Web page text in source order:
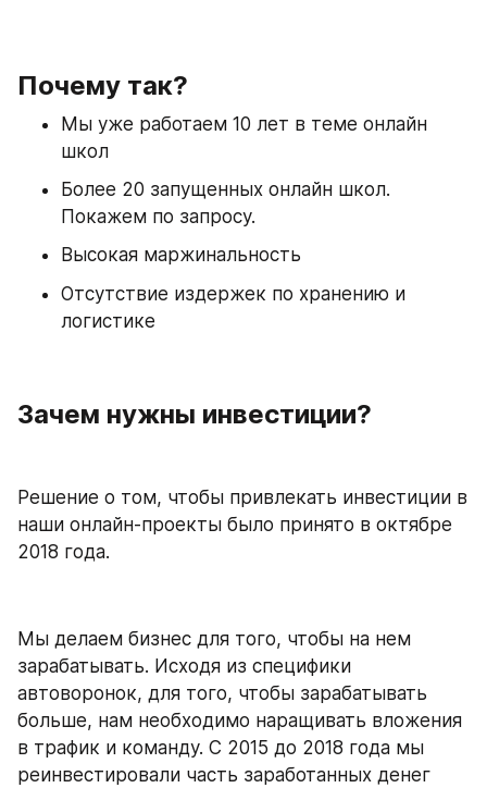
Почему так?
Мы уже работаем 10 лет в теме онлайн
школ
Более 20 запущенных онлайн школ.
Покажем по запросу.
Высокая маржинальность
Отсутствие издержек по хранению и
логистике
Зачем нужны инвестиции?
Решение о том, чтобы привлекать инвестиции в
наши онлайн-проекты было принято в октябре
2018 года.
Мы делаем бизнес для того, чтобы на нем
зарабатывать. Исходя из специфики
автоворонок, для того, чтобы зарабатывать
больше, нам необходимо наращивать вложения
в трафик и команду. С 2015 до 2018 года мы
реинвестировали часть заработанных денег